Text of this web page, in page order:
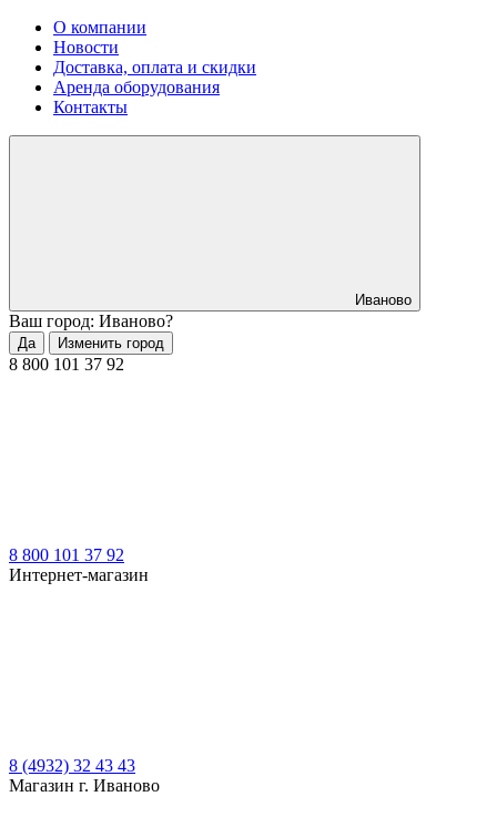
О компании
Новости
Доставка, оплата и скидки
Аренда оборудования
Контакты
Иваново
Ваш город: Иваново?
Да Изменить город
8 800 101 37 92
8 800 101 37 92
Интернет-магазин
8 (4932) 32 43 43
Магазин г. Иваново